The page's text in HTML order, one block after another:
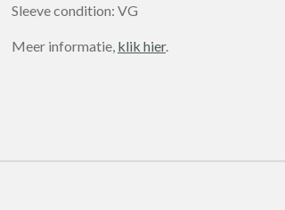
Sleeve condition: VG
Meer informatie, klik hier.